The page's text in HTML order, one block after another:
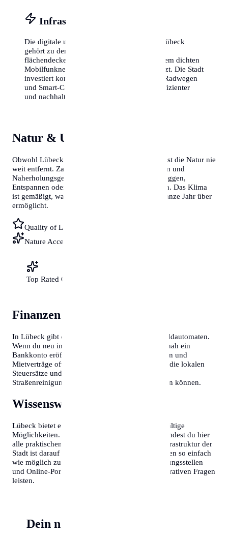
Infrastruktur & Vernetzung
Die digitale und physische Infrastruktur in Lübeck
gehört zu den besten des Landes. Dank
flächendeckendem Glasfaserausbau und einem dichten
Mobilfunknetz bist du überall perfekt vernetzt. Die Stadt
investiert kontinuierlich in den Ausbau von Radwegen
und Smart-City-Lösungen, um den Alltag effizienter
und nachhaltiger zu gestalten.
Natur & Umgebung
Obwohl Lübeck eine pulsierende Metropole ist, ist die Natur nie
weit entfernt. Zahlreiche Parks, botanische Gärten und
Naherholungsgebiete am Stadtrand laden zum Joggen,
Entspannen oder für ausgiebige Spaziergänge ein. Das Klima
ist gemäßigt, was Outdoor-Aktivitäten fast das ganze Jahr über
ermöglicht.
Quality of Life
Nature Access
Top Rated City
Finanzen & Steuern
In Lübeck gibt es zahlreiche Bankfilialen und Geldautomaten.
Wenn du neu in Deutschland bist, solltest du zeitnah ein
Bankkonto eröffnen, da dies für Gehaltszahlungen und
Mietverträge oft Voraussetzung ist. Beachte auch die lokalen
Steuersätze und Gebühren für Müllabfuhr oder
Straßenreinigung, die je nach Stadtbezirk variieren können.
Wissenswertes über Lübeck
Lübeck bietet eine hohe Lebensqualität und vielfältige
Möglichkeiten. Um dir den Start zu erleichtern, findest du hier
alle praktischen Informationen gebündelt. Die Infrastruktur der
Stadt ist darauf ausgelegt, Neubürgern das Einleben so einfach
wie möglich zu machen. Es gibt zahlreiche Beratungsstellen
und Online-Portale, die Hilfestellung bei administrativen Fragen
leisten.
Dein neues Kapitel beginnt